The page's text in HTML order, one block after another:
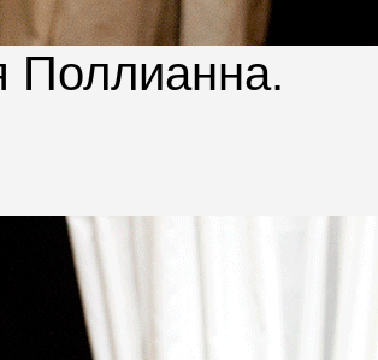
Поллианна.